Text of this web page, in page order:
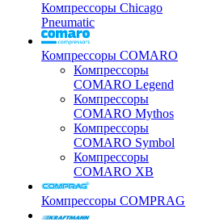
Компрессоры Chicago
Pneumatic
Компрессоры COMARO
Компрессоры
COMARO Legend
Компрессоры
COMARO Mythos
Компрессоры
COMARO Symbol
Компрессоры
COMARO XB
Компрессоры COMPRAG